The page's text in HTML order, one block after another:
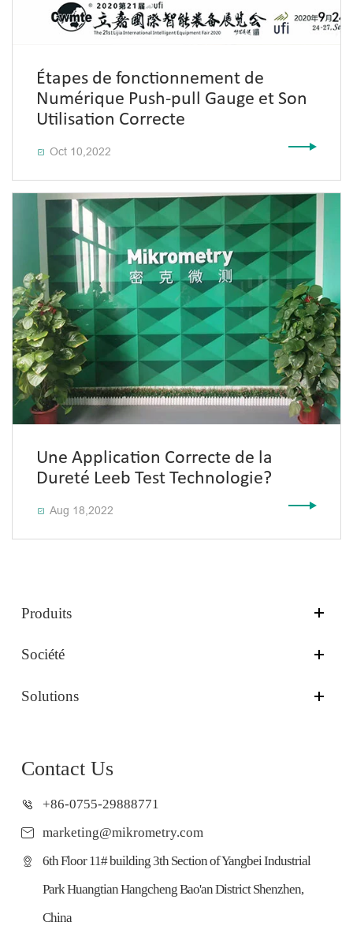
Étapes de fonctionnement de
Numérique Push-pull Gauge et Son
Utilisation Correcte
 Oct 10,2022
Une Application Correcte de la
Dureté Leeb Test Technologie?
 Aug 18,2022
Produits
Société
Solutions
Contact Us
+86-0755-29888771
marketing@mikrometry.com
6th Floor 11# building 3th Section of Yangbei Industrial
Park Huangtian Hangcheng Bao'an District Shenzhen,
China